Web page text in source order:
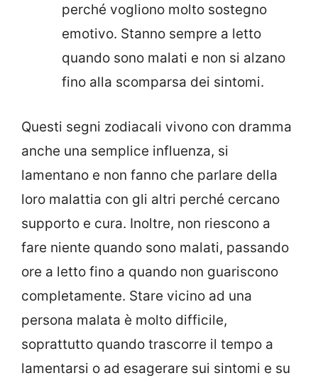
perché vogliono molto sostegno
emotivo. Stanno sempre a letto
quando sono malati e non si alzano
fino alla scomparsa dei sintomi.
Questi segni zodiacali vivono con dramma
anche una semplice influenza, si
lamentano e non fanno che parlare della
loro malattia con gli altri perché cercano
supporto e cura. Inoltre, non riescono a
fare niente quando sono malati, passando
ore a letto fino a quando non guariscono
completamente. Stare vicino ad una
persona malata è molto difficile,
soprattutto quando trascorre il tempo a
lamentarsi o ad esagerare sui sintomi e su